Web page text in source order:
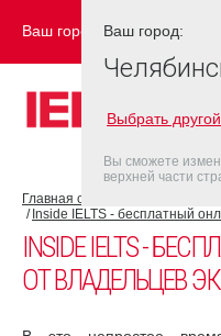
Ваш город: ЧЕЛЯБИНСК
Главная страница
Inside IELTS - бесплатный
INSIDE IELTS -
ОТ ВЛАДЕЛЬЦЕВ
Ваш город:
Выбрать другой
Вы сможете
верхней части